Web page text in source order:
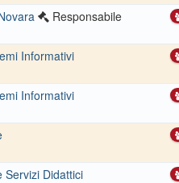
Responsabile
Informativi
Informativi
Servizi Didattici